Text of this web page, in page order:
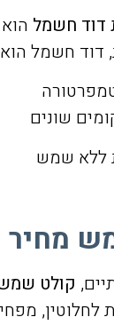
דוד חשמל
חשמל
שונים
ללא שמש
מחיר
קולט
לחלוטין,